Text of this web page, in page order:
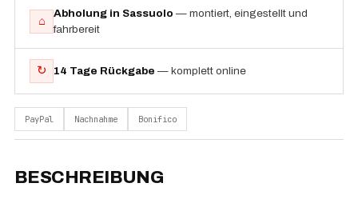
⌂
Abholung in Sassuolo — montiert, eingestellt und
fahrbereit
↻ 14 Tage Rückgabe — komplett online
PayPal Nachnahme Bonifico
BESCHREIBUNG